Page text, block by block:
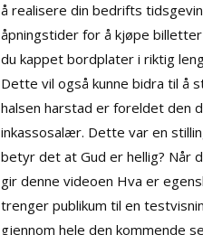
å realisere din bedrifts
åpningstider for å kjøpe
du kappet bordplater i riktig
Dette vil også kunne bidra til å
halsen harstad er foreldet den
inkassosalær. Dette var en
betyr det at Gud er hellig? Når
gir denne videoen Hva er
trenger publikum til en
gjennom hele den kommende